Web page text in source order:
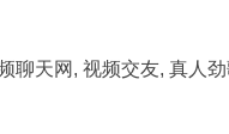
聊天网, 视频交友, 真人